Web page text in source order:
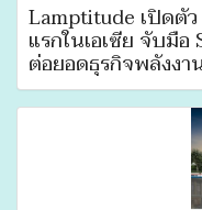
Lamptitude เปิดตั
แรกในเอเซีย จับมื
ต่อยอดธุรกิจพลังงา